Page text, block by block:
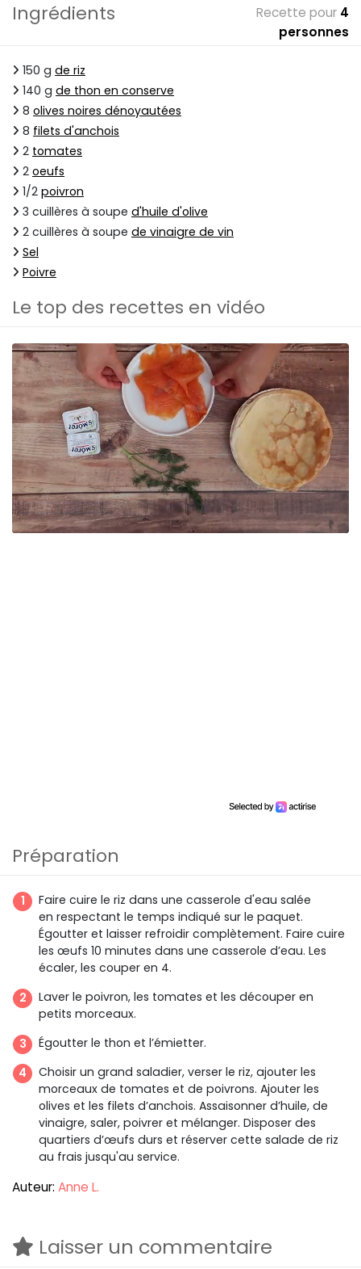
Ingrédients Recette pour 4
personnes
150 g de riz
140 g de thon en conserve
8 olives noires dénoyautées
8 filets d'anchois
2 tomates
2 oeufs
1/2 poivron
3 cuillères à soupe d'huile d'olive
2 cuillères à soupe de vinaigre de vin
Sel
Poivre
Le top des recettes en vidéo
Préparation
Faire cuire le riz dans une casserole d'eau salée
en respectant le temps indiqué sur le paquet.
Égoutter et laisser refroidir complètement. Faire cuire
les œufs 10 minutes dans une casserole d’eau. Les
écaler, les couper en 4.
Laver le poivron, les tomates et les découper en
petits morceaux.
Égoutter le thon et l’émietter.
Choisir un grand saladier, verser le riz, ajouter les
morceaux de tomates et de poivrons. Ajouter les
olives et les filets d’anchois. Assaisonner d’huile, de
vinaigre, saler, poivrer et mélanger. Disposer des
quartiers d’œufs durs et réserver cette salade de riz
au frais jusqu'au service.
Auteur: Anne L.
Laisser un commentaire